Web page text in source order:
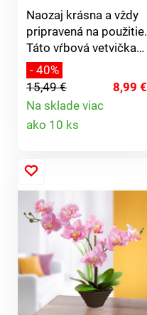
Naozaj krásna a vždy
pripravená na použitie.
Táto vŕbová vetvička
zostane rovnako
nadýchaná ako prvý
deň - po celý rok.
Dodávané bez
dekorácie.
- 40%
15,49 €
8,99 €
Na sklade viac
ako 10 ks